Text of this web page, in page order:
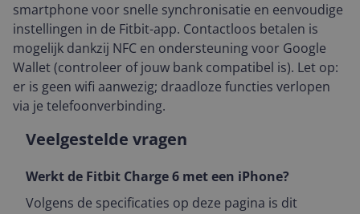
smartphone voor snelle synchronisatie en eenvoudige
instellingen in de Fitbit-app. Contactloos betalen is
mogelijk dankzij NFC en ondersteuning voor Google
Wallet (controleer of jouw bank compatibel is). Let op:
er is geen wifi aanwezig; draadloze functies verlopen
via je telefoonverbinding.
Veelgestelde vragen
Werkt de Fitbit Charge 6 met een iPhone?
Volgens de specificaties op deze pagina is dit